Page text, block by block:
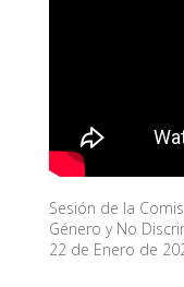
Sesión de la
Género y No
22 de Enero de